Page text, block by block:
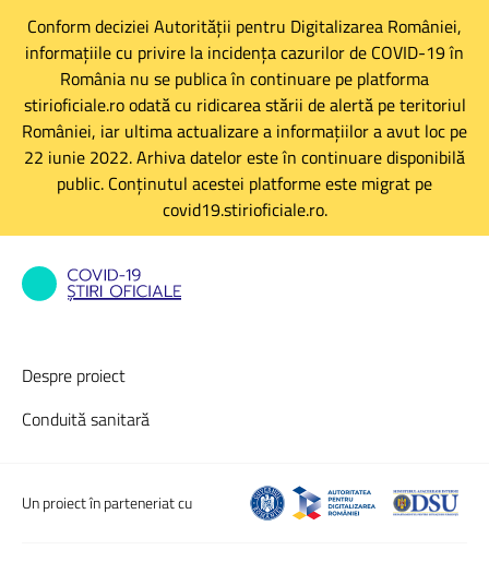
Conform deciziei Autorității pentru Digitalizarea României,
informațiile cu privire la incidența cazurilor de COVID-19 în
România nu se publica în continuare pe platforma
stirioficiale.ro odată cu ridicarea stării de alertă pe teritoriul
României, iar ultima actualizare a informațiilor a avut loc pe
22 iunie 2022. Arhiva datelor este în continuare disponibilă
public. Conținutul acestei platforme este migrat pe
covid19.stirioficiale.ro.
Despre proiect
Conduită sanitară
Un proiect în parteneriat cu